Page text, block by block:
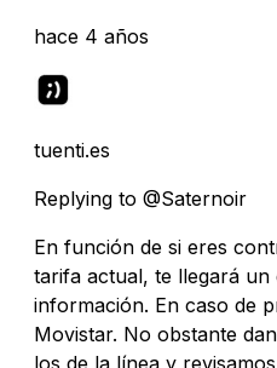
hace 4 años
tuenti.es
Replying to @Saternoir
En función de si eres
tarifa actual, te llegará un
información. En caso de
Movistar. No obstante
los de la línea y